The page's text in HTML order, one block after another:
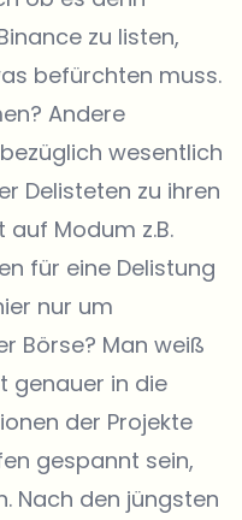
zu listen,
befürchten muss.
Andere
wesentlich
Delisteten zu ihren
Modum z.B.
für eine Delistung
nur um
Börse? Man weiß
genauer in die
der Projekte
gespannt sein,
Nach den jüngsten